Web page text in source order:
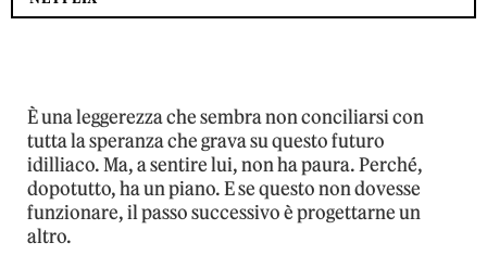
È una leggerezza che sembra non conciliarsi con
tutta la speranza che grava su questo futuro
idilliaco. Ma, a sentire lui, non ha paura. Perché,
dopotutto, ha un piano. E se questo non dovesse
funzionare, il passo successivo è progettarne un
altro.